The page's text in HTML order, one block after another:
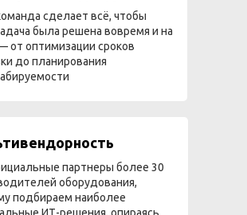
партнеры более 30
оборудования,
подбираем наиболее
сделает всё, чтобы
была решена вовремя и на
от оптимизации сроков
до планирования